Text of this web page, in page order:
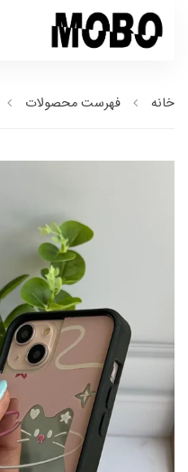
خانه فهرست محصولات